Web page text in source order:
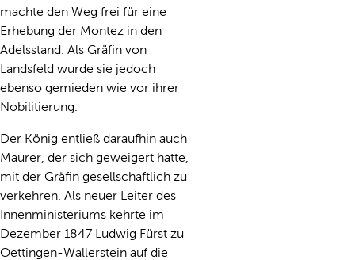
machte den Weg frei für eine
Erhebung der Montez in den
Adelsstand. Als Gräfin von
Landsfeld wurde sie jedoch
ebenso gemieden wie vor ihrer
Nobilitierung.
Der König entließ daraufhin auch
Maurer, der sich geweigert hatte,
mit der Gräfin gesellschaftlich zu
verkehren. Als neuer Leiter des
Innenministeriums kehrte im
Dezember 1847 Ludwig Fürst zu
Oettingen-Wallerstein auf die